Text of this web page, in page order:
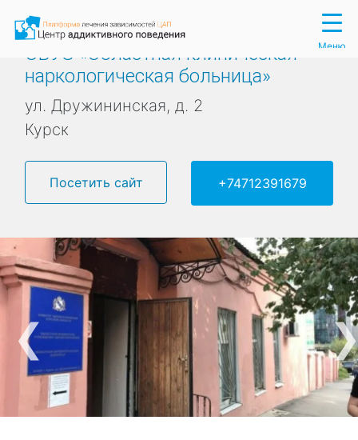
ОБУЗ «Областная клиническая
наркологическая больница»
ул. Дружининская, д. 2
Курск
Посетить сайт +74712391679
Меню